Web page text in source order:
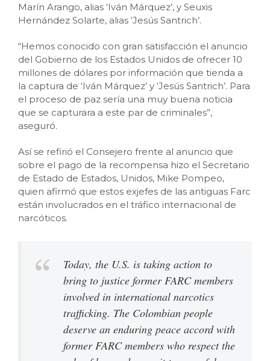
Marín Arango, alias ‘Iván Márquez’, y Seuxis
Hernández Solarte, alias ‘Jesús Santrich’.
“Hemos conocido con gran satisfacción el anuncio
del Gobierno de los Estados Unidos de ofrecer 10
millones de dólares por información que tienda a
la captura de ‘Iván Márquez’ y ‘Jesús Santrich’. Para
el proceso de paz sería una muy buena noticia
que se capturara a este par de criminales”,
aseguró.
Así se refirió el Consejero frente al anuncio que
sobre el pago de la recompensa hizo el Secretario
de Estado de Estados, Unidos, Mike Pompeo,
quien afirmó que estos exjefes de las antiguas Farc
están involucrados en el tráfico internacional de
narcóticos.
Today, the U.S. is taking action to
bring to justice former FARC members
involved in international narcotics
trafficking. The Colombian people
deserve an enduring peace accord with
former FARC members who respect the